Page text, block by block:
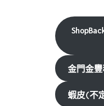
金門金
蝦皮(不